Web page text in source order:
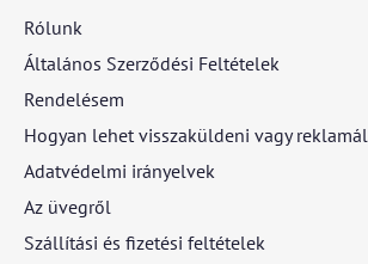
Rólunk
Általános Szerződési Feltételek
Rendelésem
Hogyan lehet visszaküldeni vagy
Adatvédelmi irányelvek
Az üvegről
Szállítási és fizetési feltételek